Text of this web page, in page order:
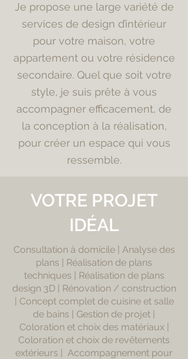
Je propose une large variété de
services de design d’intérieur
pour votre maison, votre
appartement ou votre résidence
secondaire. Quel que soit votre
style, je suis prête à vous
accompagner efficacement, de
la conception à la réalisation,
pour créer un espace qui vous
ressemble.
VOTRE PROJET
IDÉAL
Consultation à domicile | Analyse des
plans | Réalisation de plans
techniques | Réalisation de plans
design 3D | Rénovation / construction
| Concept complet de cuisine et salle
de bains | Gestion de projet |
Coloration et choix des matériaux |
Coloration et choix de revêtements
extérieurs | Accompagnement pour